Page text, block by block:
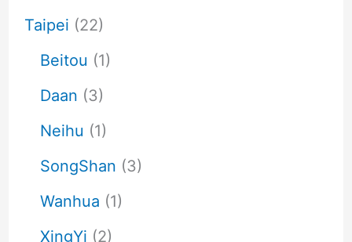
Taipei (22)
Beitou (1)
Daan (3)
Neihu (1)
SongShan (3)
Wanhua (1)
XingYi (2)